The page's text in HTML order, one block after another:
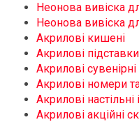
Неонова вивіска
Неонова вивіска
Акрилові кишені
Акрилові
Акрилові
Акрилові номери
Акрилові
Акрилові акційні